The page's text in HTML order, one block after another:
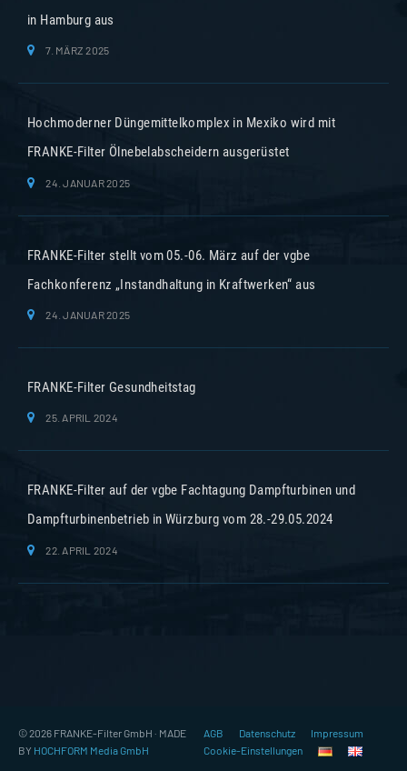
in Hamburg aus
7. MÄRZ 2025
Hochmoderner Düngemittelkomplex in Mexiko wird mit
FRANKE-Filter Ölnebelabscheidern ausgerüstet
24. JANUAR 2025
FRANKE-Filter stellt vom 05.-06. März auf der vgbe
Fachkonferenz „Instandhaltung in Kraftwerken“ aus
24. JANUAR 2025
FRANKE-Filter Gesundheitstag
25. APRIL 2024
FRANKE-Filter auf der vgbe Fachtagung Dampfturbinen und
Dampfturbinenbetrieb in Würzburg vom 28.-29.05.2024
22. APRIL 2024
© 2026 FRANKE-Filter GmbH · MADE
BY HOCHFORM Media GmbH
AGB Datenschutz
Impressum
Cookie-Einstellungen